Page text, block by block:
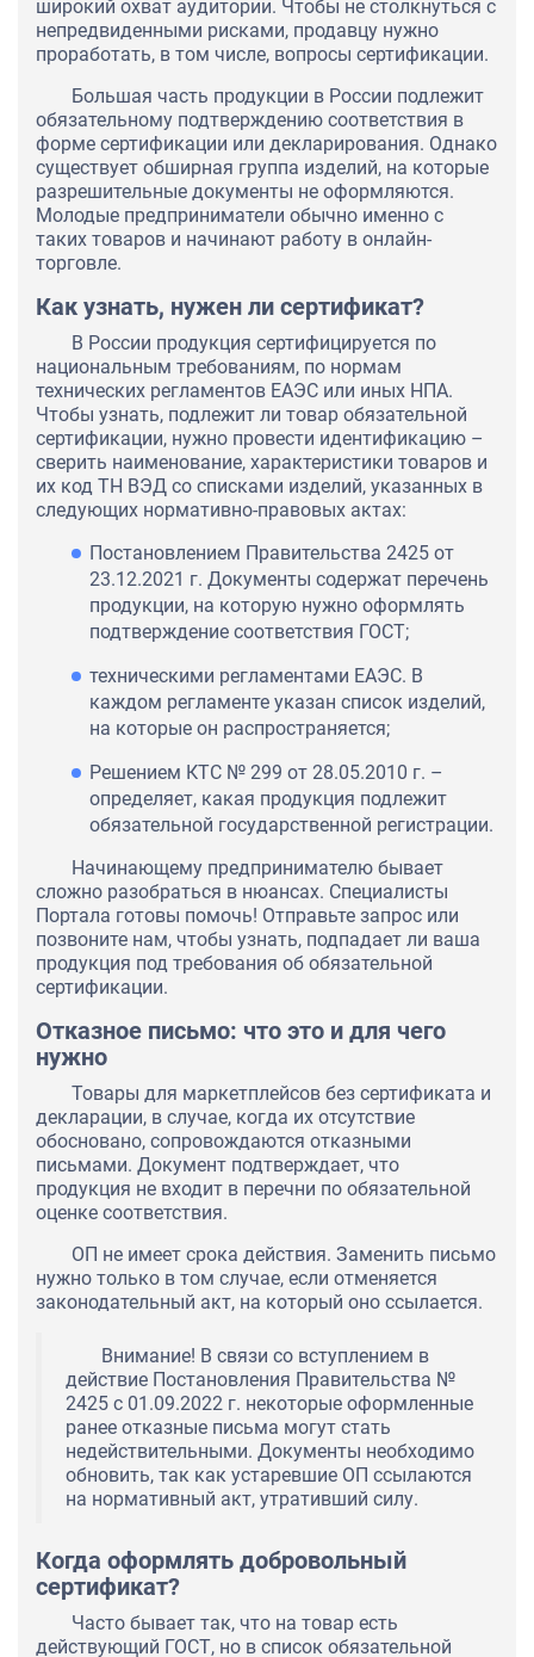
широкий охват аудитории. Чтобы не столкнуться с
непредвиденными рисками, продавцу нужно
проработать, в том числе, вопросы сертификации.
Большая часть продукции в России подлежит
обязательному подтверждению соответствия в
форме сертификации или декларирования. Однако
существует обширная группа изделий, на которые
разрешительные документы не оформляются.
Молодые предприниматели обычно именно с
таких товаров и начинают работу в онлайн-
торговле.
Как узнать, нужен ли сертификат?
В России продукция сертифицируется по
национальным требованиям, по нормам
технических регламентов ЕАЭС или иных НПА.
Чтобы узнать, подлежит ли товар обязательной
сертификации, нужно провести идентификацию –
сверить наименование, характеристики товаров и
их код ТН ВЭД со списками изделий, указанных в
следующих нормативно-правовых актах:
Постановлением Правительства 2425 от
23.12.2021 г. Документы содержат перечень
продукции, на которую нужно оформлять
подтверждение соответствия ГОСТ;
техническими регламентами ЕАЭС. В
каждом регламенте указан список изделий,
на которые он распространяется;
Решением КТС № 299 от 28.05.2010 г. –
определяет, какая продукция подлежит
обязательной государственной регистрации.
Начинающему предпринимателю бывает
сложно разобраться в нюансах. Специалисты
Портала готовы помочь! Отправьте запрос или
позвоните нам, чтобы узнать, подпадает ли ваша
продукция под требования об обязательной
сертификации.
Отказное письмо: что это и для чего
нужно
Товары для маркетплейсов без сертификата и
декларации, в случае, когда их отсутствие
обосновано, сопровождаются отказными
письмами. Документ подтверждает, что
продукция не входит в перечни по обязательной
оценке соответствия.
ОП не имеет срока действия. Заменить письмо
нужно только в том случае, если отменяется
законодательный акт, на который оно ссылается.
Внимание! В связи со вступлением в
действие Постановления Правительства №
2425 с 01.09.2022 г. некоторые оформленные
ранее отказные письма могут стать
недействительными. Документы необходимо
обновить, так как устаревшие ОП ссылаются
на нормативный акт, утративший силу.
Когда оформлять добровольный
сертификат?
Часто бывает так, что на товар есть
действующий ГОСТ, но в список обязательной